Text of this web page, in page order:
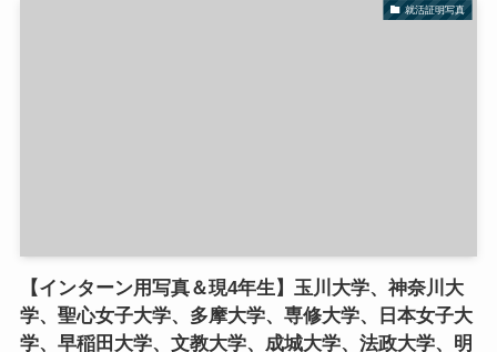
就活証明写真
【インターン用写真＆現4年生】玉川大学、神奈川大
学、聖心女子大学、多摩大学、専修大学、日本女子大
学、早稲田大学、文教大学、成城大学、法政大学、明